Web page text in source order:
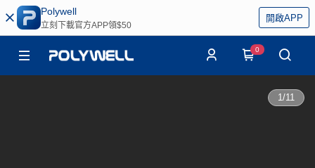
Polywell
立刻下載官方APP領$50
開啟APP
0
1/11